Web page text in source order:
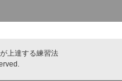
上達する練習法